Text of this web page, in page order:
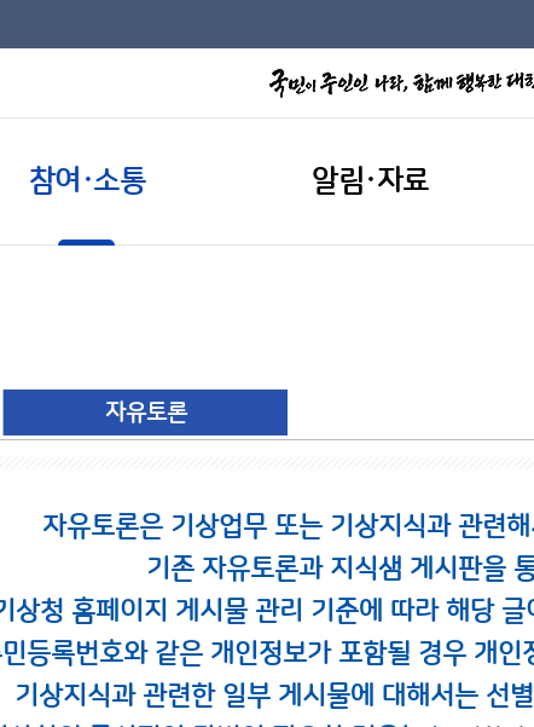
참여·소통 알림·자료
자유토론
자유토론은 기상업무 또는 기상지식과 관련
기존 자유토론과 지식샘 게시판을
상청 홈페이지 게시물 관리 기준에 따라 해당
등록번호와 같은 개인정보가 포함될 경우 개
기상지식과 관련한 일부 게시물에 대해서는 선